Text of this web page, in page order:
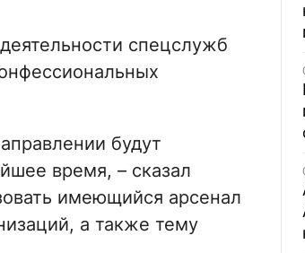
спецслужб
будут
время, – сказал
имеющийся арсенал
а также тему